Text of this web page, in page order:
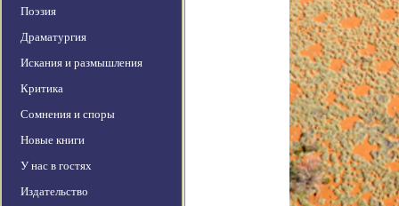
Поэзия
Драматургия
Искания и размышления
Критика
Сомнения и споры
Новые книги
У нас в гостях
Издательство